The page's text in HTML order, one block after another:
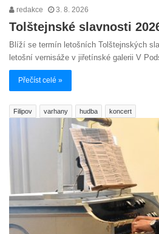
redakce 3. 8. 2026
Tolštejnské slavnosti
Blíží se termín letošních Tolštejnských
letošní vernisáže v jiřetínské galerii V
Přečíst celé »
Filipov varhany hudba koncert